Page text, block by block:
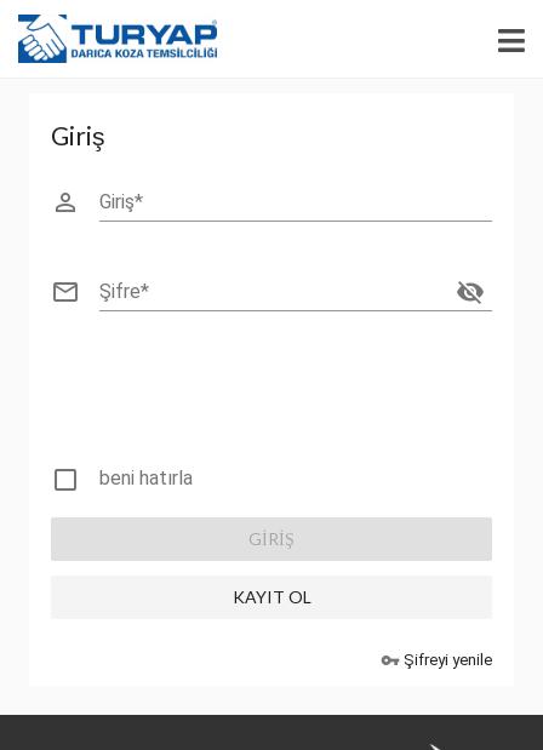
Giriş
Giriş
perm_identity
Şifre
mail_outline visibility_off
beni hatırla
check_box_outline_blank
GIRIŞ
KAYIT OL
vpn_key Şifreyi yenile